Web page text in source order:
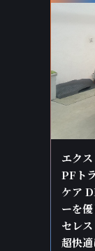
エク
PFト
ケア
ーを
セレ
超快適